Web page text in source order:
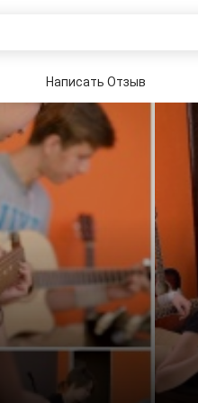
Написать Отзыв